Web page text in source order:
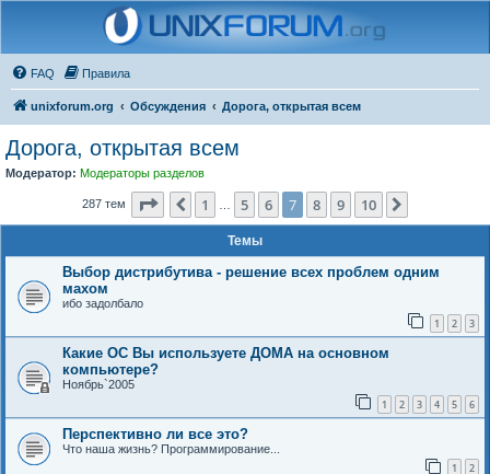
FAQ Правила
unixforum.org Обсуждения Дорога, открытая всем
Дорога, открытая всем
Модератор: Модераторы разделов
287 тем Страница из 10
Пред.
1 5 6 7 8 9 10
Темы
Выбор дистрибутива - решение всех проблем одним
махом
ибо задолбало
1 2 3
Какие ОС Вы используете ДОМА на основном
компьютере?
Ноябрь`2005
1 2 3 4 5 6
Перспективно ли все это?
Что наша жизнь? Программирование...
1 2